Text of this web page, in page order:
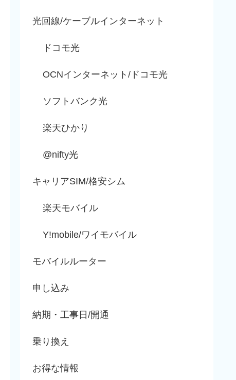
光回線/ケーブルインターネット
ドコモ光
OCNインターネット/ドコモ光
ソフトバンク光
楽天ひかり
@nifty光
キャリアSIM/格安シム
楽天モバイル
Y!mobile/ワイモバイル
モバイルルーター
申し込み
納期・工事日/開通
乗り換え
お得な情報